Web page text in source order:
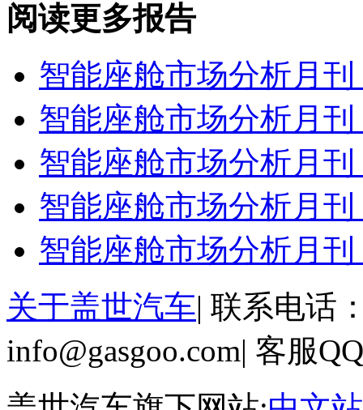
阅读更多报告
智能座舱市场分析月
智能座舱市场分析月
智能座舱市场分析月
智能座舱市场分析月
智能座舱市场分析月
关于盖世汽车| 联系电话
info@gasgoo.com| 客服